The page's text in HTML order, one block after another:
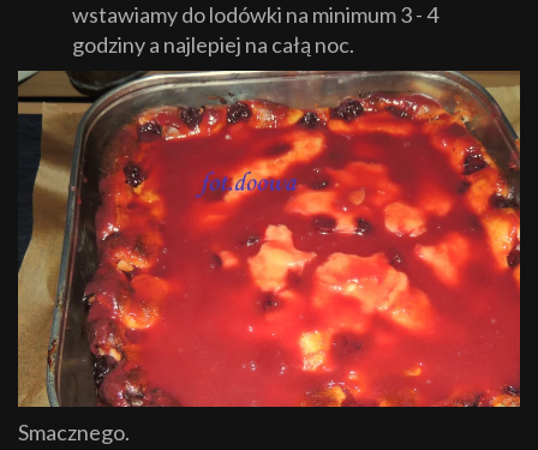
wstawiamy do lodówki na minimum 3 - 4
godziny a najlepiej na całą noc.
Smacznego.